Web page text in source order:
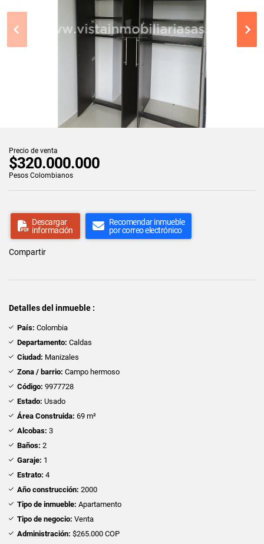
Precio de venta
$320.000.000
Pesos Colombianos
Descargar
información
Recomendar inmueble
por correo electrónico
Compartir
Detalles del inmueble :
País: Colombia
Departamento: Caldas
Ciudad: Manizales
Zona / barrio: Campo hermoso
Código: 9977728
Estado: Usado
Área Construida: 69 m²
Alcobas: 3
Baños: 2
Garaje: 1
Estrato: 4
Año construcción: 2000
Tipo de inmueble: Apartamento
Tipo de negocio: Venta
Administración: $265.000 COP